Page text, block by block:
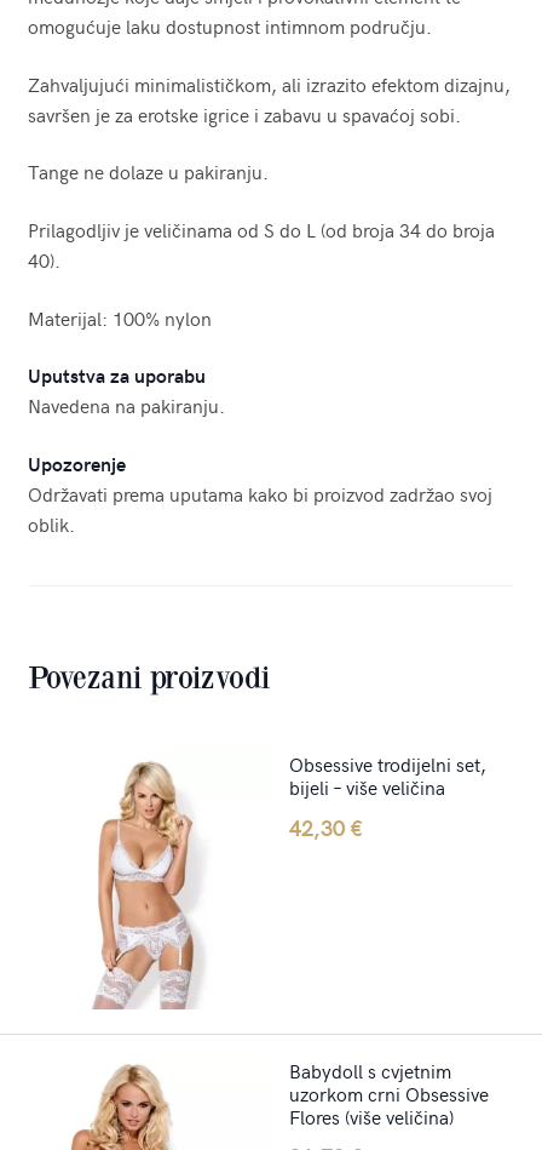
omogućuje laku dostupnost intimnom području.
Zahvaljujući minimalističkom, ali izrazito efektom dizajnu,
savršen je za erotske igrice i zabavu u spavaćoj sobi.
Tange ne dolaze u pakiranju.
Prilagodljiv je veličinama od S do L (od broja 34 do broja
40).
Materijal: 100% nylon
Uputstva za uporabu
Navedena na pakiranju.
Upozorenje
Održavati prema uputama kako bi proizvod zadržao svoj
oblik.
Povezani proizvodi
Obsessive trodijelni set,
bijeli – više veličina
42,30€
Babydoll s cvjetnim
uzorkom crni Obsessive
Flores (više veličina)